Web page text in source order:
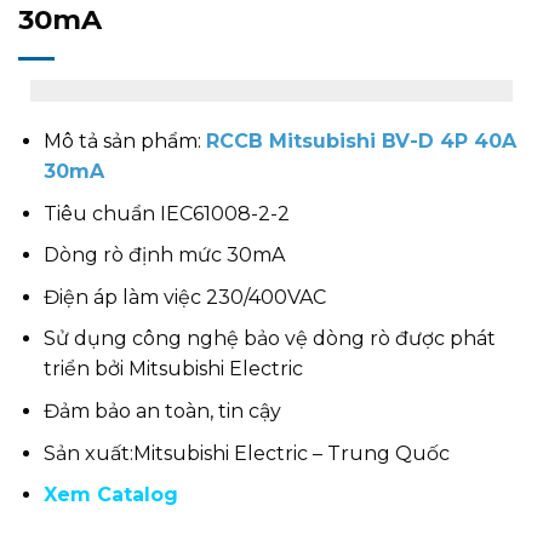
30mA
Mô tả sản phẩm: RCCB Mitsubishi BV-D 4P 40A
30mA
Tiêu chuẩn IEC61008-2-2
Dòng rò định mức 30mA
Điện áp làm việc 230/400VAC
Sử dụng công nghệ bảo vệ dòng rò được phát
triển bởi Mitsubishi Electric
Đảm bảo an toàn, tin cậy
Sản xuất:Mitsubishi Electric – Trung Quốc
Xem Catalog